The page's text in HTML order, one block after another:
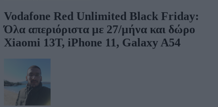
Vodafone Red Unlimited Black Friday:
Όλα απεριόριστα με 27/μήνα και δώρο
Xiaomi 13T, iPhone 11, Galaxy A54